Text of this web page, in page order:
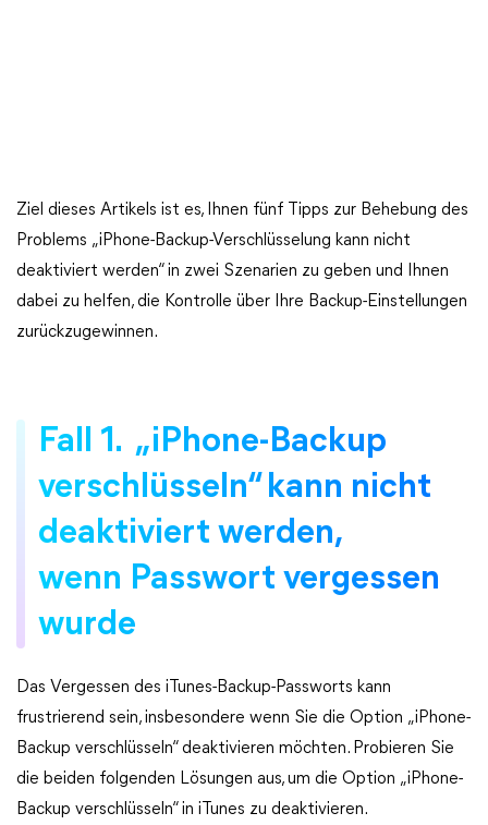
Ziel dieses Artikels ist es, Ihnen fünf Tipps zur Behebung des
Problems „iPhone-Backup-Verschlüsselung kann nicht
deaktiviert werden“ in zwei Szenarien zu geben und Ihnen
dabei zu helfen, die Kontrolle über Ihre Backup-Einstellungen
zurückzugewinnen.
Fall 1. „iPhone-Backup
verschlüsseln“ kann nicht
deaktiviert werden,
wenn Passwort vergessen
wurde
Das Vergessen des iTunes-Backup-Passworts kann
frustrierend sein, insbesondere wenn Sie die Option „iPhone-
Backup verschlüsseln“ deaktivieren möchten. Probieren Sie
die beiden folgenden Lösungen aus, um die Option „iPhone-
Backup verschlüsseln“ in iTunes zu deaktivieren.